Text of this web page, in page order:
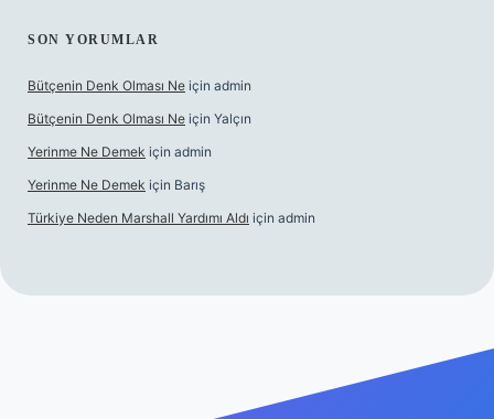
SON YORUMLAR
Bütçenin Denk Olması Ne için admin
Bütçenin Denk Olması Ne için Yalçın
Yerinme Ne Demek için admin
Yerinme Ne Demek için Barış
Türkiye Neden Marshall Yardımı Aldı için admin
hiltonbet yeni giriş